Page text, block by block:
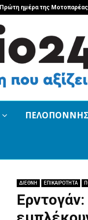
Πρώτη ημέρα της
ΔΙΕΘΝΗ ΕΠΙΚΑΙΡΟΤΗΤΑ